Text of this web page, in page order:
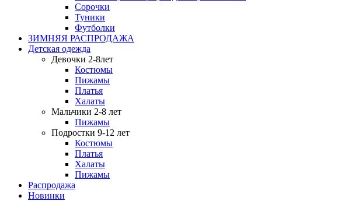
Сорочки
Туники
Футболки
ЗИМНЯЯ РАСПРОДАЖА
Детская одежда
Девочки 2-8лет
Костюмы
Пижамы
Платья
Халаты
Мальчики 2-8 лет
Пижамы
Подростки 9-12 лет
Костюмы
Платья
Халаты
Пижамы
Распродажа
Новинки